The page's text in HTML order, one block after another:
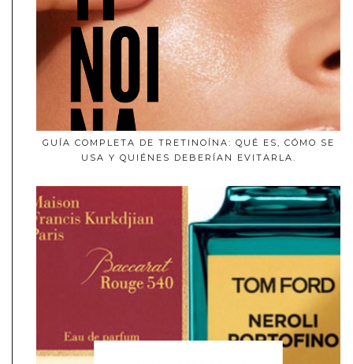
GUÍA COMPLETA DE TRETINOÍNA: QUÉ ES, CÓMO SE
USA Y QUIÉNES DEBERÍAN EVITARLA.